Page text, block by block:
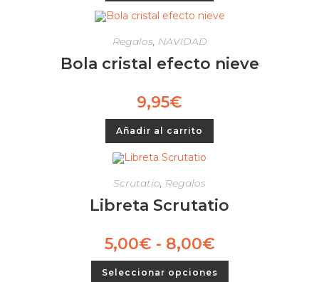
Regalos, NAVIDAD
Bola cristal efecto nieve
9,95€
Añadir al carrito
Scrutatio, Regalos
Libreta Scrutatio
5,00€ - 8,00€
Seleccionar opciones